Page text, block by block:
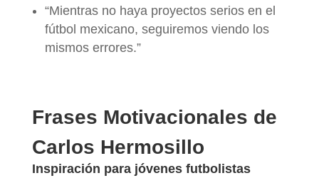
“Mientras no haya proyectos serios en el
fútbol mexicano, seguiremos viendo los
mismos errores.”
Frases Motivacionales de
Carlos Hermosillo
Inspiración para jóvenes futbolistas